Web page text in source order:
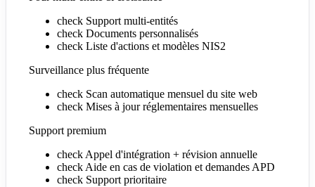
check Support multi-entités
check Documents personnalisés
check Liste d'actions et modèles NIS2
Surveillance plus fréquente
check Scan automatique mensuel du site web
check Mises à jour réglementaires mensuelles
Support premium
check Appel d'intégration + révision annuelle
check Aide en cas de violation et demandes APD
check Support prioritaire